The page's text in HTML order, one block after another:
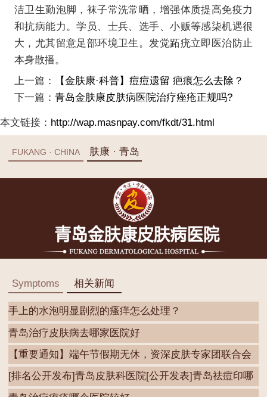
洁卫生勤泡脚，袜子常洗常晒，增强体质提高免疫力
和抗病能力。学员、士兵、选手、小贩等感柒机遇很
大，尤其留意足部环境卫生。发觉跖疣立即医治防止
本身散播。
上一篇：
【金肤康·科普】痘痘遗留 疤痕怎么去除？
下一篇： 青岛金肤康皮肤病医院治疗痤疮正规吗?
本文链接： http://wap.masnpay.com/fkdt/31.html
FUKANG · CHINA 肤康 · 青岛
Symptoms 相关新闻
手上的水泡明显剧烈的瘙痒怎么处理？
青岛治疗皮肤病去哪家医院好
【重要通知】端午节假期无休，资深皮肤专家团联合会
诊
[排名公开发布]青岛皮肤科医院[公开发表]青岛祛痘印哪